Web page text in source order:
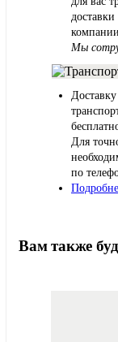
доставки
Мы
Для
по
Вам также